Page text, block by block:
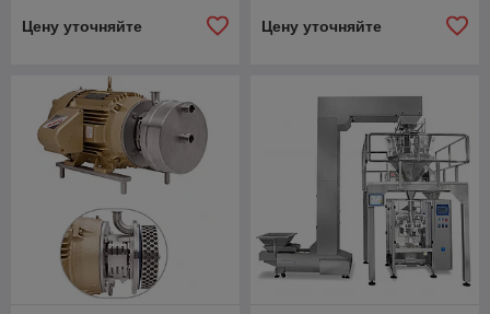
Цену уточняйте Цену уточняйте